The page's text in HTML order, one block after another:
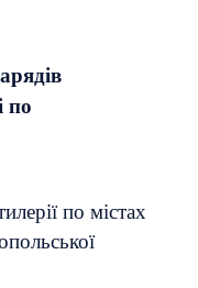
по
по містах